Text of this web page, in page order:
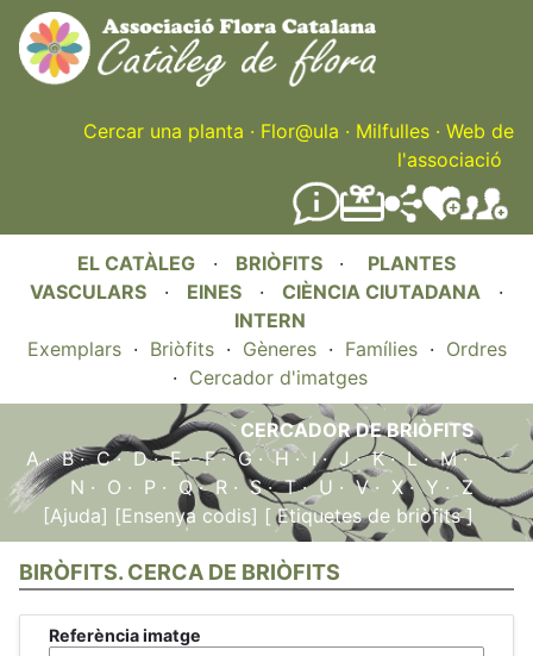
Skip
to
main
content
Cercar una planta · Flor@ula · Milfulles · Web de
l'associació
EL CATÀLEG · BRIÒFITS · PLANTES
VASCULARS · EINES · CIÈNCIA CIUTADANA ·
INTERN
Exemplars· Briòfits· Gèneres· Famílies· Ordres
· Cercador d'imatges
CERCADOR DE BRIÒFITS
A·B·C·D·E·F·G·H · I·J·K·L·M·
N · O · P · Q·R ·S·T·U ·V· X·Y ·Z
[Ajuda] [Ensenya codis] [ Etiquetes de briòfits ]
BIRÒFITS. CERCA DE BRIÒFITS
Referència imatge